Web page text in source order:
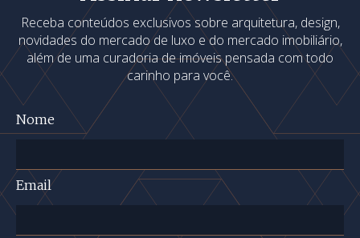
Receba conteúdos exclusivos sobre arquitetura, design,
novidades do mercado de luxo e do mercado imobiliário,
além de uma curadoria de imóveis pensada com todo
carinho para você.
Nome
Email